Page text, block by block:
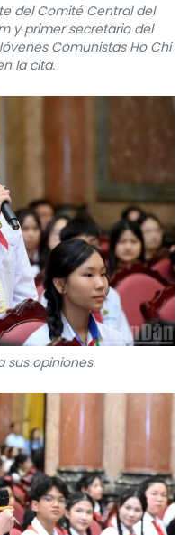
del Comité Central del
y primer secretario del
Comunistas Ho Chi
la cita.
sus opiniones.